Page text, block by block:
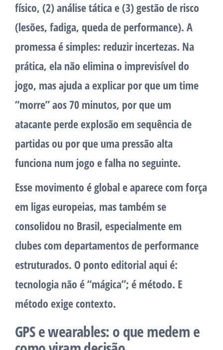
físico, (2) análise tática e (3) gestão de risco
(lesões, fadiga, queda de performance). A
promessa é simples: reduzir incertezas. Na
prática, ela não elimina o imprevisível do
jogo, mas ajuda a explicar por que um time
“morre” aos 70 minutos, por que um
atacante perde explosão em sequência de
partidas ou por que uma pressão alta
funciona num jogo e falha no seguinte.
Esse movimento é global e aparece com força
em ligas europeias, mas também se
consolidou no Brasil, especialmente em
clubes com departamentos de performance
estruturados. O ponto editorial aqui é:
tecnologia não é “mágica”; é método. E
método exige contexto.
GPS e wearables: o que medem e